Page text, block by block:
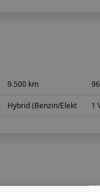
9.500 km
Hybrid (Benzin/Elekt 1